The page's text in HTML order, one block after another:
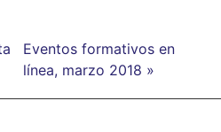
Eventos formativos en
línea, marzo 2018 »